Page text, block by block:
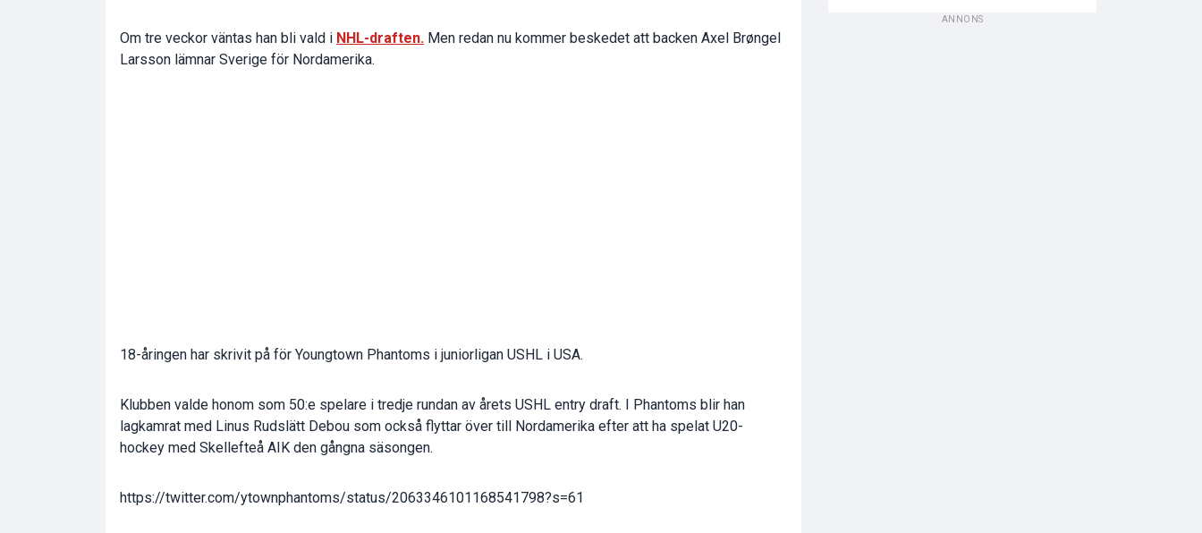
Om tre veckor väntas han bli vald i NHL-draften. Men redan nu kommer beskedet att backen Axel Brøngel
Larsson lämnar Sverige för Nordamerika.
18-åringen har skrivit på för Youngtown Phantoms i juniorligan USHL i USA.
Klubben valde honom som 50:e spelare i tredje rundan av årets USHL entry draft. I Phantoms blir han
lagkamrat med Linus Rudslätt Debou som också flyttar över till Nordamerika efter att ha spelat U20-
hockey med Skellefteå AIK den gångna säsongen.
https://twitter.com/ytownphantoms/status/2063346101168541798?s=61
ANNONS